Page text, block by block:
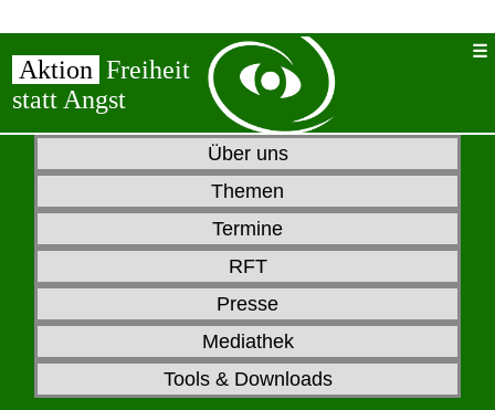
Aktion Freiheit
statt Angst
Über uns
Themen
Termine
RFT
Presse
Mediathek
Tools & Downloads